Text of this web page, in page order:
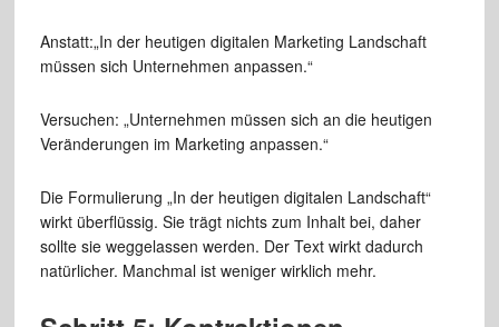
Anstatt:„In der heutigen digitalen Marketing Landschaft
müssen sich Unternehmen anpassen.“
Versuchen: „Unternehmen müssen sich an die heutigen
Veränderungen im Marketing anpassen.“
Die Formulierung „In der heutigen digitalen Landschaft“
wirkt überflüssig. Sie trägt nichts zum Inhalt bei, daher
sollte sie weggelassen werden. Der Text wirkt dadurch
natürlicher. Manchmal ist weniger wirklich mehr.